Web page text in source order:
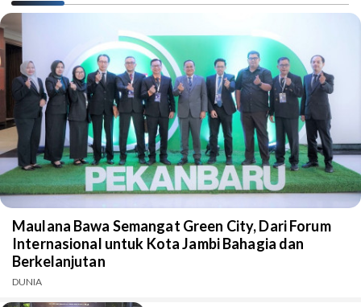
Maulana Bawa Semangat Green City, Dari Forum
Internasional untuk Kota Jambi Bahagia dan
Berkelanjutan
DUNIA